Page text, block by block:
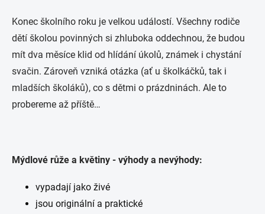
Konec školního roku je velkou událostí. Všechny rodiče
dětí školou povinných si zhluboka oddechnou, že budou
mít dva měsíce klid od hlídání úkolů, známek i chystání
svačin. Zároveň vzniká otázka (ať u školkáčků, tak i
mladších školáků), co s dětmi o prázdninách. Ale to
probereme až příště…
Mýdlové růže a květiny - výhody a nevýhody:
vypadají jako živé
jsou originální a praktické